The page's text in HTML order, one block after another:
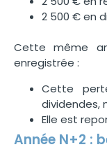
2 500 € en
Cette même
enregistrée :
Cette
dividendes,
Elle est
Année N+2 :